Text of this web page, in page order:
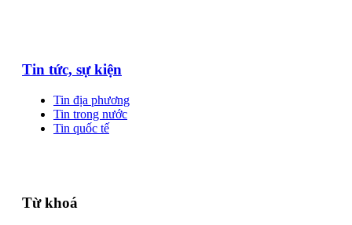
Tin tức, sự kiện
Tin địa phương
Tin trong nước
Tin quốc tế
Từ khoá